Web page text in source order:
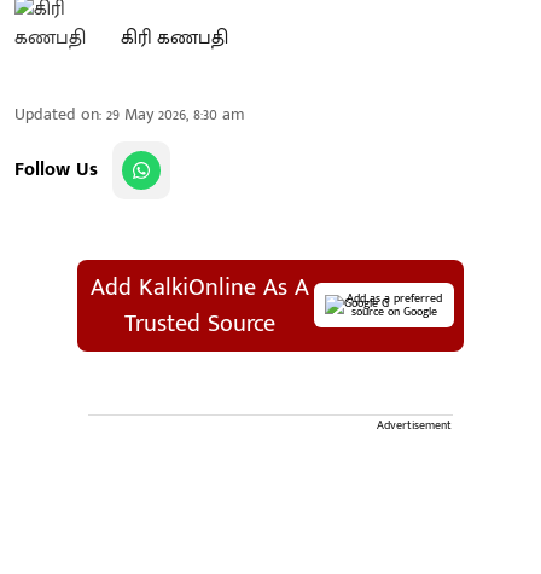
கிரி கணபதி
Updated on:29 May 2026, 8:30 am
Follow Us
Add KalkiOnline As A
Trusted Source
Add as a preferred
source on Google
Advertisement